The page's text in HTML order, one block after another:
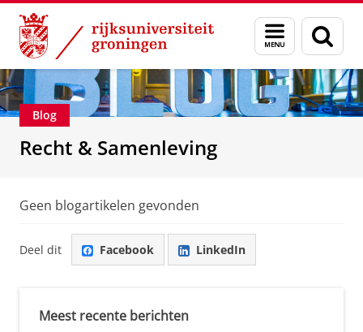
Skip
Content
Skip
Navigation
Menu
en
zoeken
Over ons Recht & Samenleving
Blog
Recht & Samenleving
Geen blogartikelen gevonden
Deel dit Facebook LinkedIn
Meest recente berichten